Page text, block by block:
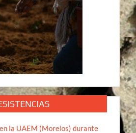
la UAEM (Morelos) durante